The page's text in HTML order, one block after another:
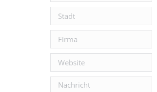
Stadt
Firma
Website
Nachricht